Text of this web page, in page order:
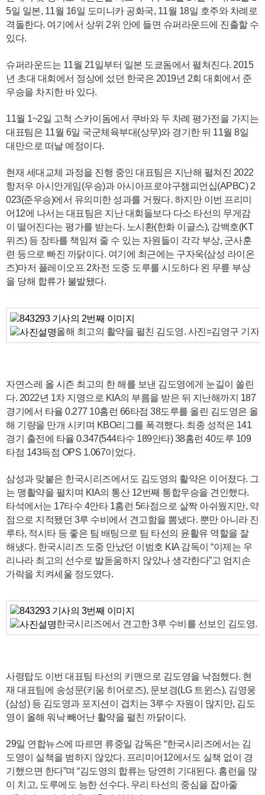
5일 일본, 11월 16일 도미니카 공화국, 11월 18일 호주와 차례로
격돌한다. 여기에서 상위 2위 안에 들면 슈퍼라운드에 진출할 수
있다.
슈퍼라운드는 11월 21일부터 일본 도쿄돔에서 펼쳐진다. 2015
년 초대 대회에서 정상에 섰던 한국은 2019년 2회 대회에서 준
우승을 차지한 바 있다.
11월 1~2일 고척 스카이돔에서 쿠바와 두 차례 평가전을 가지는
대표팀은 11월 6일 국군체육부대(상무)와 경기한 뒤 11월 8일
대만으로 떠날 예정이다.
현재 세대교체 과정을 진행 중인 대표팀은 지난해 펼쳐진 2022
항저우 아시안게임(우승)과 아시아프로야구챔피언십(APBC) 2
023(준우승)에서 유의미한 성과를 거뒀다. 하지만 이번 프리미
어12에 나서는 대표팀은 지난 대회들보다 다소 타선의 무게감
이 떨어진다는 평가를 받는다. 노시환(한화 이글스), 강백호(KT
위즈) 등 장타를 책임져 줄 수 있는 자원들이 각각 부상, 군사훈
련 등으로 빠진 까닭이다. 여기에 최근에는 구자욱(삼성 라이온
즈)마저 플레이오프 2차전 도중 도루를 시도하다 왼 무릎 부상
을 당해 합류가 불발됐다.
올해 최고의 활약을 펼친 김도영. 사진=김영구 기자
자연스레 올 시즌 최고의 한 해를 보낸 김도영에게 눈길이 쏠린
다. 2022년 1차 지명으로 KIA의 부름을 받은 뒤 지난해까지 187
경기에서 타율 0.277 10홈런 66타점 38도루를 올린 김도영은 올
해 기량을 만개 시키며 KBO리그를 폭격했다. 최종 성적은 141
경기 출전에 타율 0.347(544타수 189안타) 38홈런 40도루 109
타점 143득점 OPS 1.067이었다.
삼성과 맞붙은 한국시리즈에서도 김도영의 활약은 이어졌다. 그
는 맹활약을 펼치며 KIA의 통산 12번째 통합우승을 견인했다.
타석에서는 17타수 4안타 1홈런 5타점으로 살짝 아쉬웠지만, 약
점으로 지적됐던 3루 수비에서 견고함을 뽐냈다. 뿐만 아니라 진
루타, 적시타 등 좋은 팀 배팅으로 팀 타선의 윤활유 역할을 잘
해냈다. 한국시리즈 도중 만났던 이범호 KIA 감독이 “이제는 우
리나라 최고의 선수로 발돋움하지 않았나 생각한다”고 엄지손
가락을 치켜세울 정도였다.
한국시리즈에서 견고한 3루 수비를 선보인 김도영.
사령탑도 이번 대표팀 타선의 키맨으로 김도영을 낙점했다. 현
재 대표팀에 송성문(키움 히어로즈), 문보경(LG 트윈스), 김영웅
(삼성) 등 김도영과 포지션이 겹치는 3루수 자원이 많지만, 김도
영이 올해 워낙 빼어난 활약을 펼친 까닭이다.
29일 연합뉴스에 따르면 류중일 감독은 “한국시리즈에서는 김
도영이 실책을 범하지 않았다. 프리미어12에서도 실책 없이 경
기했으면 한다”며 “김도영의 합류는 당연히 기대된다. 홈런을 많
이 치고, 도루에도 능한 선수다. 우리 타선의 중심을 잡아줄